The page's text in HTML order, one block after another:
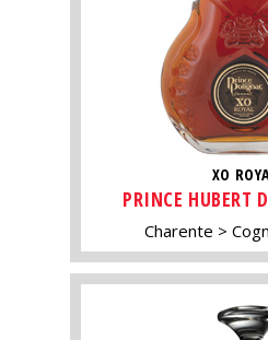
XO
PRINCE HUBERT
Charente